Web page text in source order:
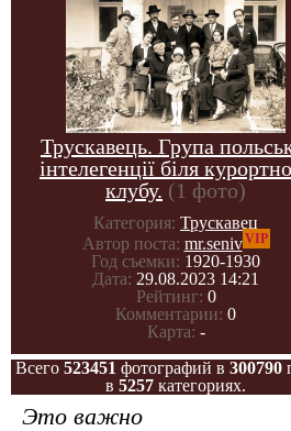
Трускавець. Група
інтелегенції біля
клубу. (1 фото)
Категория: Трускавец
Автор поста: mr.senivVIP
Год съемки: 1920-1930
Дата: 29.08.2023 14:21
Рейтинг: 0
Комментарии: 0
Карта: -
Всего 523451 фотографий в 300790
в 5257 категориях.
Это важно